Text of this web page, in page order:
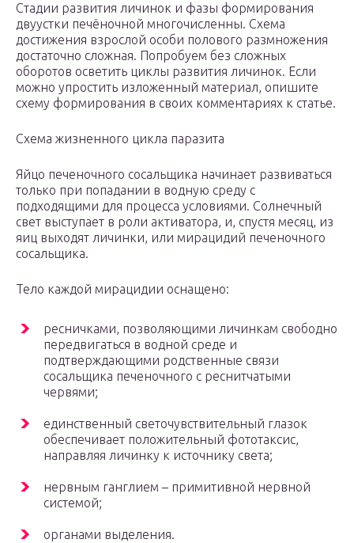
Стадии развития личинок и фазы формирования
двуустки печёночной многочисленны. Схема
достижения взрослой особи полового размножения
достаточно сложная. Попробуем без сложных
оборотов осветить циклы развития личинок. Если
можно упростить изложенный материал, опишите
схему формирования в своих комментариях к статье.
Схема жизненного цикла паразита
Яйцо печеночного сосальщика начинает развиваться
только при попадании в водную среду с
подходящими для процесса условиями. Солнечный
свет выступает в роли активатора, и, спустя месяц, из
яиц выходят личинки, или мирацидий печеночного
сосальщика.
Тело каждой мирацидии оснащено:
ресничками, позволяющими личинкам свободно
передвигаться в водной среде и
подтверждающими родственные связи
сосальщика печеночного с реснитчатыми
червями;
единственный светочувствительный глазок
обеспечивает положительный фототаксис,
направляя личинку к источнику света;
нервным ганглием – примитивной нервной
системой;
органами выделения.